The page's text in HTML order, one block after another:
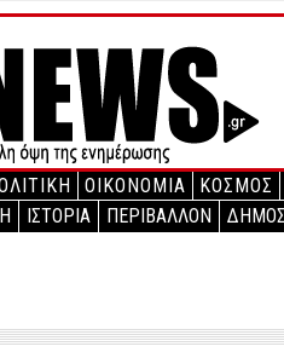
ΟΙΚΟΝΟΜΙΑ ΚΟΣΜΟΣ
ΙΣΤΟΡΙΑ ΠΕΡΙΒΑΛΛΟΝ